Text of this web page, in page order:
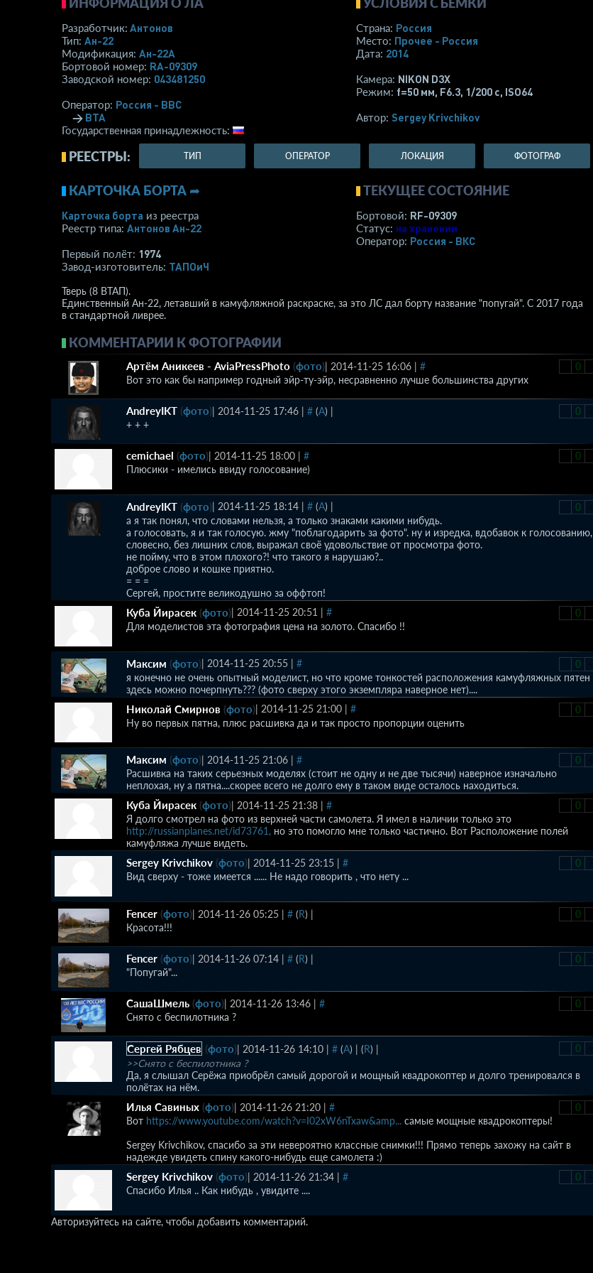
Разработчик: Антонов
Тип: Ан-22
Модификация: Ан-22А
Бортовой номер: RA-09309
Заводской номер: 043481250
Оператор: Россия - ВВС
→ ВТА
Государственная принадлежность:
Страна: Россия
Место: Прочее - Россия
Дата: 2014
Камера: NIKON D3X
Режим: f=50 мм, F6.3, 1/200 с, ISO64
Автор: Sergey Krivchikov
РЕЕСТРЫ: ТИП ОПЕРАТОР ЛОКАЦИЯ ФОТОГРАФ
КАРТОЧКА БОРТА ➦
Карточка борта из реестра
Реестр типа: Антонов Ан-22
Первый полёт: 1974
Завод-изготовитель: ТАПОиЧ
ТЕКУЩЕЕ СОСТОЯНИЕ
Бортовой: RF-09309
Статус: на хранении
Оператор: Россия - ВКС
Тверь (8 ВТАП).
Единственный Ан-22, летавший в камуфляжной раскраске, за это ЛС дал борту название "попугай". С 2017 года
в стандартной ливрее.
КОММЕНТАРИИ К ФОТОГРАФИИ
0
Артём Аникеев - AviaPressPhoto (фото)| 2014-11-25 16:06 | #
Вот это как бы например годный эйр-ту-эйр, несравненно лучше большинства других
0
AndreyIKT (фото)| 2014-11-25 17:46 | # (A) |
+ + +
0
cemichael (фото)| 2014-11-25 18:00 | #
Плюсики - имелись ввиду голосование)
0
AndreyIKT (фото)| 2014-11-25 18:14 | # (A) |
а я так понял, что словами нельзя, а только знаками какими нибудь.
а голосовать, я и так голосую. жму "поблагодарить за фото". ну и изредка, вдобавок к голосованию,
словесно, без лишних слов, выражал своё удовольствие от просмотра фото.
не пойму, что в этом плохого?! что такого я нарушаю?..
доброе слово и кошке приятно.
= = =
Сергей, простите великодушно за оффтоп!
0
Куба Йирасек (фото)| 2014-11-25 20:51 | #
Для моделистов эта фотография цена на золото. Спасибо !!
0
Максим (фото)| 2014-11-25 20:55 | #
я конечно не очень опытный моделист, но что кроме тонкостей расположения камуфляжных пятен
здесь можно почерпнуть??? (фото сверху этого экземпляра наверное нет)....
0
Николай Смирнов (фото)| 2014-11-25 21:00 | #
Ну во первых пятна, плюс расшивка да и так просто пропорции оценить
0
Максим (фото)| 2014-11-25 21:06 | #
Расшивка на таких серьезных моделях (стоит не одну и не две тысячи) наверное изначально
неплохая, ну а пятна....скорее всего не долго ему в таком виде осталось находиться.
0
Куба Йирасек (фото)| 2014-11-25 21:38 | #
Я долго смотрел на фото из верхней части самолета. Я имел в наличии только это
http://russianplanes.net/id73761, но это помогло мне только частично. Вот Расположение полей
камуфляжа лучше видеть.
0
Sergey Krivchikov (фото)| 2014-11-25 23:15 | #
Вид сверху - тоже имеется ...... Не надо говорить , что нету ...
0
Fencer (фото)| 2014-11-26 05:25 | # (R) |
Красота!!!
0
Fencer (фото)| 2014-11-26 07:14 | # (R) |
"Попугай"...
0
СашаШмель (фото)| 2014-11-26 13:46 | #
Снято с беспилотника ?
0
Сергей Рябцев (фото)| 2014-11-26 14:10 | # (A) | (R) |
>>Снято с беспилотника ?
Да, я слышал Серёжа приобрёл самый дорогой и мощный квадрокоптер и долго тренировался в
полётах на нём.
0
Илья Савиных (фото)| 2014-11-26 21:20 | #
Вот https://www.youtube.com/watch?v=I02xW6nTxaw&amp... самые мощные квадрокоптеры!
Sergey Krivchikov, спасибо за эти невероятно классные снимки!!! Прямо теперь захожу на сайт в
надежде увидеть спину какого-нибудь еще самолета :)
0
Sergey Krivchikov (фото)| 2014-11-26 21:34 | #
Спасибо Илья .. Как нибудь , увидите ....
Авторизуйтесь на сайте, чтобы добавить комментарий.